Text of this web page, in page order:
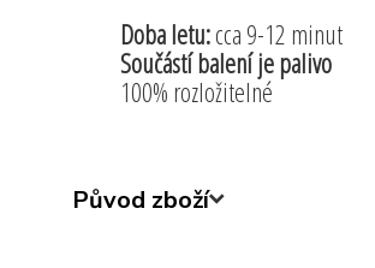
Doba letu:cca 9-12 minut
Součástí balení je palivo
100% rozložitelné
Původ zboží